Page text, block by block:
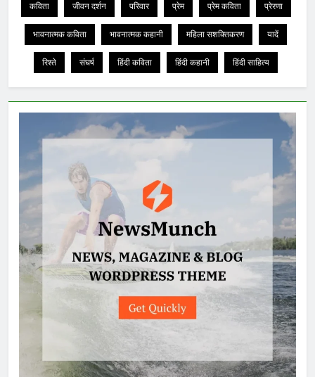
कविता जीवन दर्शन परिवार प्रेम प्रेम कविता प्रेरणा
भावनात्मक कविता भावनात्मक कहानी महिला सशक्तिकरण यादें
रिश्ते संघर्ष हिंदी कविता हिंदी कहानी हिंदी साहित्य